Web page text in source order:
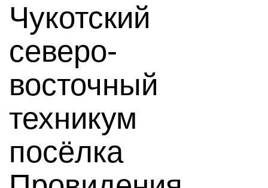
Чукотский
северо-
восточный
техникум
посёлка